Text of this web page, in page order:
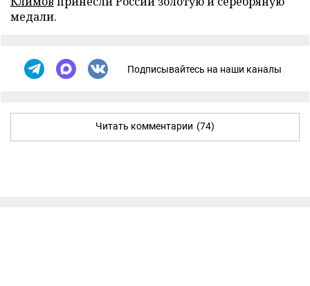
медали.
Подписывайтесь на наши каналы
Читать комментарии (74)